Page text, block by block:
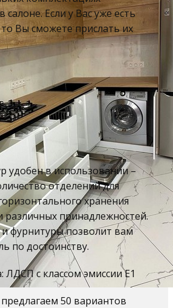
Если у Вас уже есть
Вы сможете прислать их
удобен в использовании –
отделений для
хранения
различных принадлежностей.
и фурнитуры позволит вам
по достоинству.
ЛДСП с классом эмиссии Е1
50 вариантов